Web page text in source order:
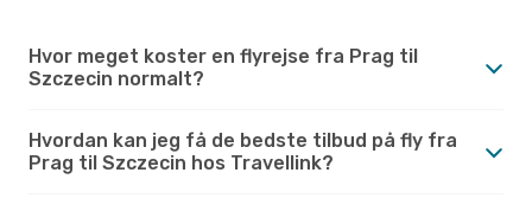
Hvor meget koster en flyrejse fra Prag til
Szczecin normalt?
Hvordan kan jeg få de bedste tilbud på fly fra
Prag til Szczecin hos Travellink?